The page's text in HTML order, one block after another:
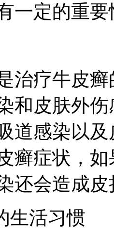
一定的重要
治疗牛皮
和皮肤外
道感染以
癣症状，
还会造成
生活习惯